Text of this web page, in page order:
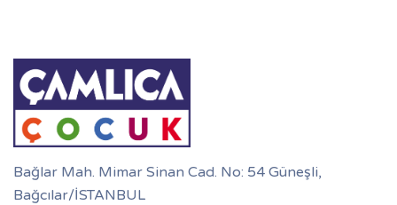
Bağlar Mah. Mimar Sinan Cad. No: 54 Güneşli,
Bağcılar/İSTANBUL